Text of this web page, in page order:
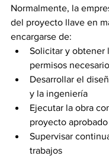
Normalmente, la
del proyecto llave en
encargarse de:
Solicitar y obtener
permisos
Desarrollar el
y la ingeniería
Ejecutar la obra
proyecto aprobado
Supervisar
trabajos